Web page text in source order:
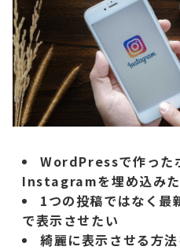
WordPressで作った
Instagramを埋め込み
1つの投稿ではなく最
で表示させたい
綺麗に表示させる方